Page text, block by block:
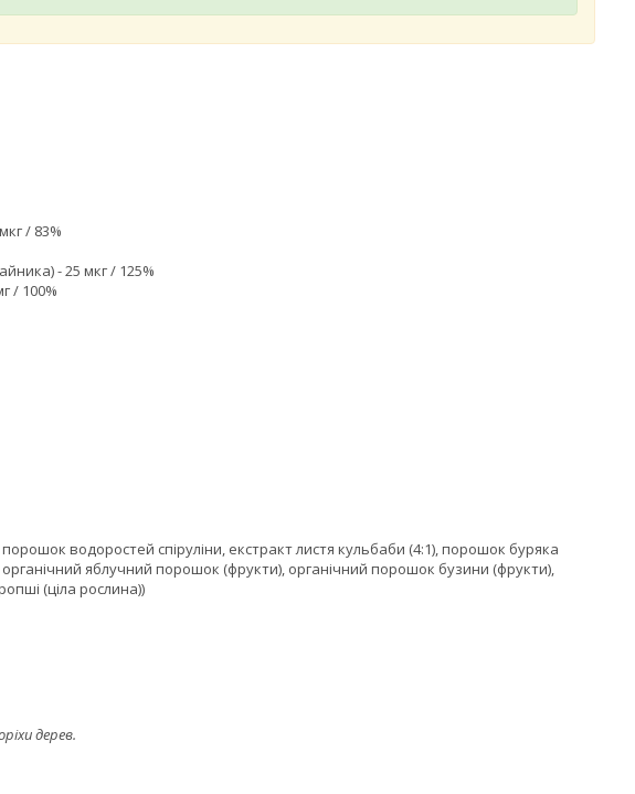
/ 83%
- 25 мкг / 125%
/ 100%
водоростей спіруліни, екстракт листя кульбаби (4:1), порошок буряка
яблучний порошок (фрукти), органічний порошок бузини (фрукти),
(ціла рослина))
дерев.